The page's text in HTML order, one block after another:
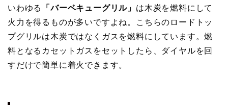
いわゆる 「バーベキューグリル」 は木炭を燃料にして
火力を得るものが多いですよね。こちらのロードトッ
プグリルは木炭ではなくガスを燃料にしています。燃
料となるカセットガスをセットしたら、ダイヤルを回
すだけで簡単に着火できます。